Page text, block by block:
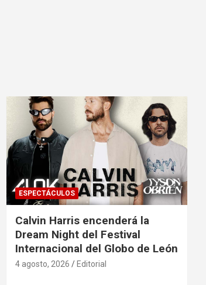
ESPECTÁCULOS
Calvin Harris encenderá la
Dream Night del Festival
Internacional del Globo de León
4 agosto, 2026 Editorial